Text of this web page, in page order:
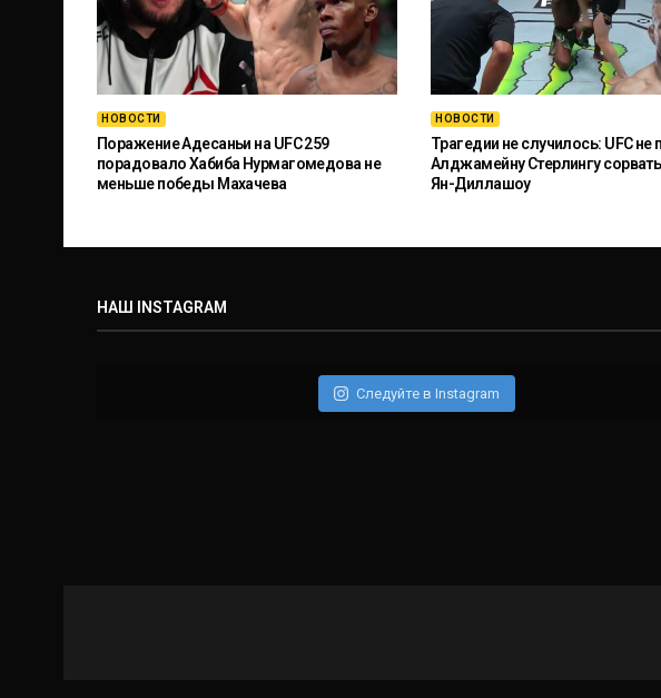
НОВОСТИ
Поражение Адесаньи на UFC 259
порадовало Хабиба Нурмагомедова не
меньше победы Махачева
НОВОСТИ
Трагедии не случилось: UFC не
Алджамейну Стерлингу
Ян-Диллашоу
НАШ INSTAGRAM
Следуйте в Instagram